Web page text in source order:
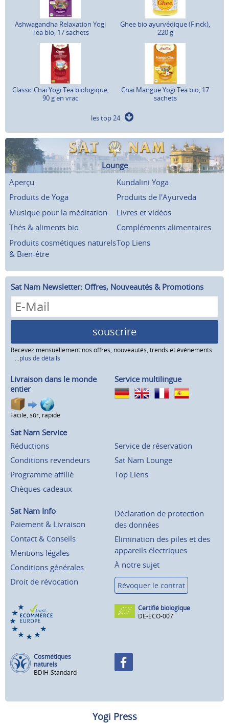
Ashwagandha Relaxation Yogi
Tea bio, 17 sachets
Ghee bio ayurvédique (Finck),
220 g
Classic Chai Yogi Tea biologique,
90 g en vrac
Chaï Mangue Yogi Tea bio, 17
sachets
les top 24
Lounge
Aperçu
Kundalini Yoga
Produits de Yoga
Produits de l'Ayurveda
Musique pour la méditation
Livres et vidéos
Thés & aliments bio
Compléments alimentaires
Produits cosmétiques naturels
& Bien-être
Top Liens
Sat Nam Newsletter: Offres, Nouveautés & Promotions
souscrire
Recevez mensuellement nos offres, nouveautés, trends et événements
...plus de détails
Livraison dans le monde
entier
Facile, sûr, rapide
Service multilingue
Sat Nam Service
Réductions
Conditions revendeurs
Programme affilié
Chèques-cadeaux
Service de réservation
Sat Nam Lounge
Top Liens
Sat Nam Info
Paiement & Livraison
Contact & Conseils
Mentions légales
Conditions générales
Droit de révocation
Déclaration de protection
des données
Elimination des piles et des
appareils électriques
À notre sujet
Révoquer le contrat
Certifié biologique
DE-ECO-007
Cosmétiques
naturels
BDIH-Standard
Yogi Press